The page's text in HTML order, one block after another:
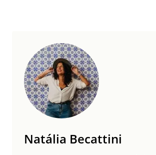
Natália Becattini